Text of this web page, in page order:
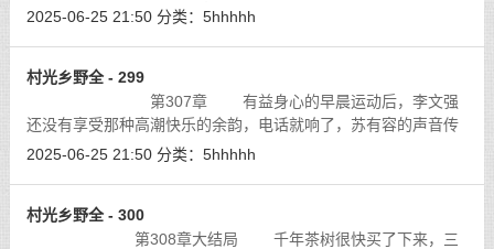
烈吻着她，吻着她差点儿喘不过气来。
2025-06-25 21:50 分类： 5hhhhh
村光乡野全 - 299
第307章 有益身心的早晨运动后，李文强
还没有享受那种高潮快乐的余韵，电话就响了，苏有容的声音传
来道：“懒人，醒了吗？”[详细]
2025-06-25 21:50 分类： 5hhhhh
村光乡野全 - 300
第308章大结局 千年茶树很快买了下来，三